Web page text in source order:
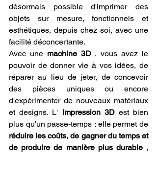
désormais possible d'imprimer des
objets sur mesure, fonctionnels et
esthétiques, depuis chez soi, avec une
facilité déconcertante.
Avec une machine 3D , vous avez le
pouvoir de donner vie à vos idées, de
réparer au lieu de jeter, de concevoir
des pièces uniques ou encore
d'expérimenter de nouveaux matériaux
et designs. L' impression 3D est bien
réduire les coûts, de gagner du temps et
de produire de manière plus durable ,